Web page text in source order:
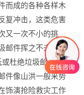
而成的各种各样木
复冲击，这类危害
又一次不小的挑
邮件挥之不去，斩
杜绝垃圾邮件?
像山洪一般来势
饰演抢险救灾工作